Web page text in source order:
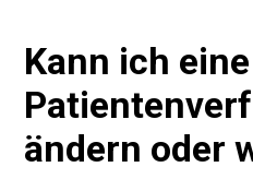
Kann ich eine
ändern oder